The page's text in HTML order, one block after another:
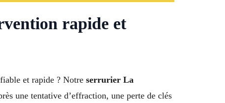
rapide et
fiable et rapide ? Notre serrurier La
une tentative d’effraction, une perte de clés